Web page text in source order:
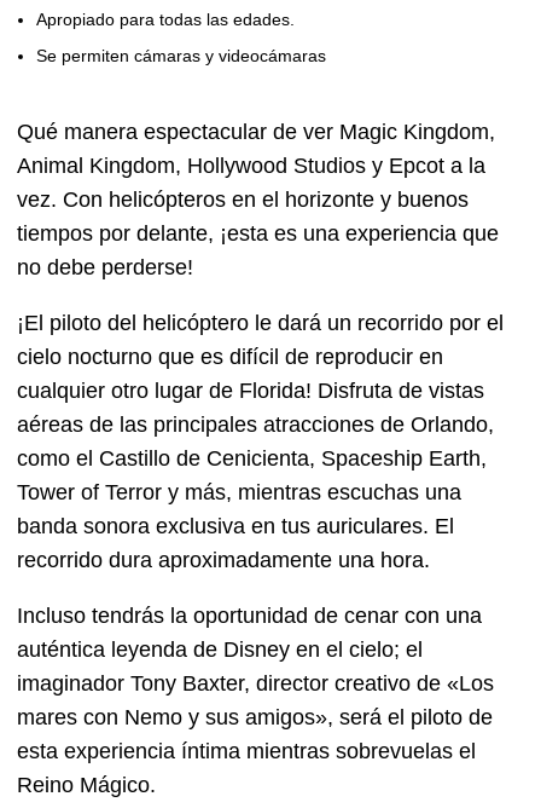
Apropiado para todas las edades.
Se permiten cámaras y videocámaras
Qué manera espectacular de ver Magic Kingdom,
Animal Kingdom, Hollywood Studios y Epcot a la
vez. Con helicópteros en el horizonte y buenos
tiempos por delante, ¡esta es una experiencia que
no debe perderse!
¡El piloto del helicóptero le dará un recorrido por el
cielo nocturno que es difícil de reproducir en
cualquier otro lugar de Florida! Disfruta de vistas
aéreas de las principales atracciones de Orlando,
como el Castillo de Cenicienta, Spaceship Earth,
Tower of Terror y más, mientras escuchas una
banda sonora exclusiva en tus auriculares. El
recorrido dura aproximadamente una hora.
Incluso tendrás la oportunidad de cenar con una
auténtica leyenda de Disney en el cielo; el
imaginador Tony Baxter, director creativo de «Los
mares con Nemo y sus amigos», será el piloto de
esta experiencia íntima mientras sobrevuelas el
Reino Mágico.